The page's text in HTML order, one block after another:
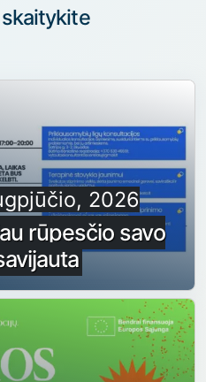
2026
rūpesčio savo